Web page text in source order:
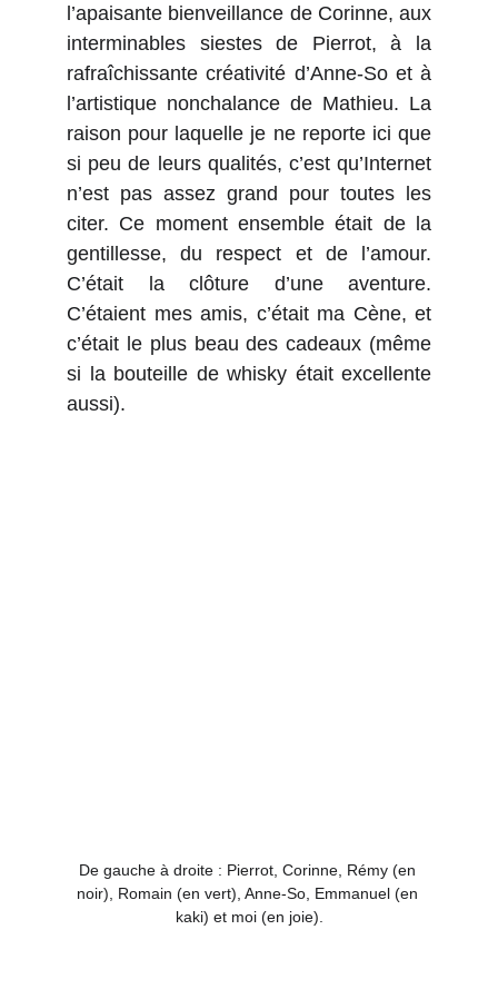
l’apaisante bienveillance de Corinne, aux
interminables siestes de Pierrot, à la
rafraîchissante créativité d’Anne-So et à
l’artistique nonchalance de Mathieu. La
raison pour laquelle je ne reporte ici que
si peu de leurs qualités, c’est qu’Internet
n’est pas assez grand pour toutes les
citer. Ce moment ensemble était de la
gentillesse, du respect et de l’amour.
C’était la clôture d’une aventure.
C’étaient mes amis, c’était ma Cène, et
c’était le plus beau des cadeaux (même
si la bouteille de whisky était excellente
aussi).
De gauche à droite : Pierrot, Corinne, Rémy (en
noir), Romain (en vert), Anne-So, Emmanuel (en
kaki) et moi (en joie).